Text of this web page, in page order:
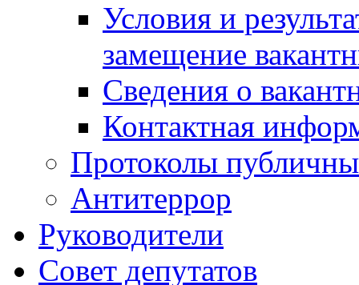
Условия и
замещение
Сведения о
Контактная
Протоколы
Антитеррор
Руководители
Совет депутатов